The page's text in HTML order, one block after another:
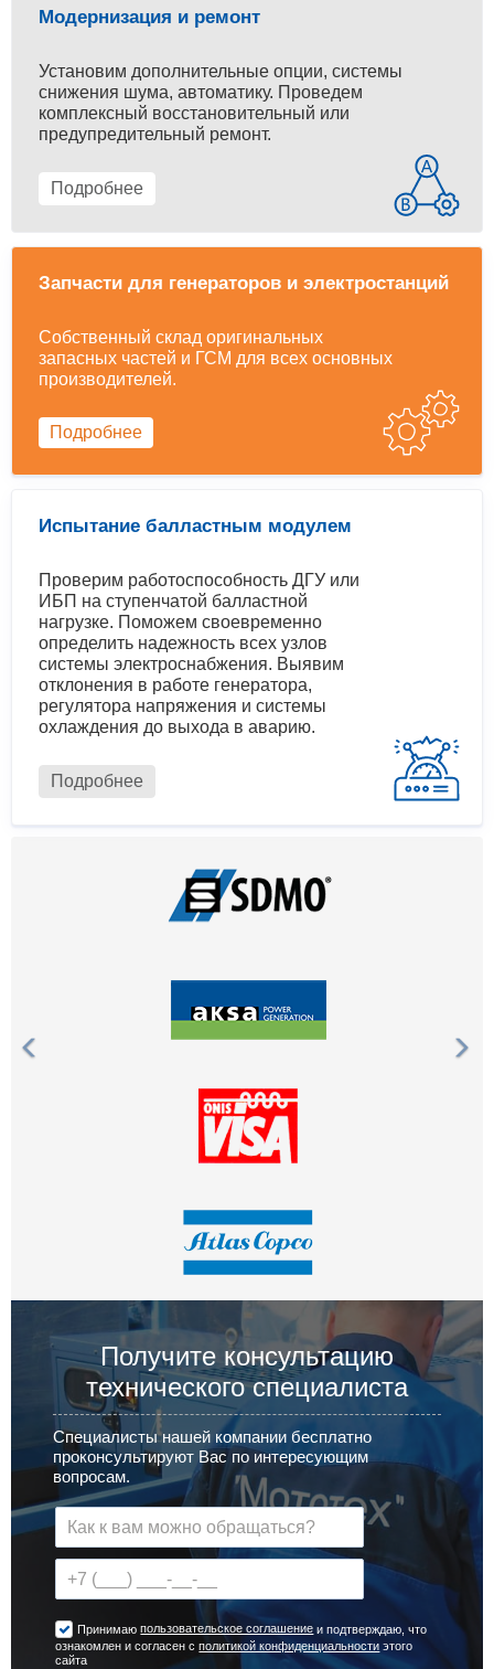
Модернизация и ремонт
Установим дополнительные опции, системы
снижения шума, автоматику. Проведем
комплексный восстановительный или
предупредительный ремонт.
Подробнее
Запчасти для генераторов и электростанций
Собственный склад оригинальных
запасных частей и ГСМ для всех основных
производителей.
Подробнее
Испытание балластным модулем
Проверим работоспособность ДГУ или
ИБП на ступенчатой балластной
нагрузке. Поможем своевременно
определить надежность всех узлов
системы электроснабжения. Выявим
отклонения в работе генератора,
регулятора напряжения и системы
охлаждения до выхода в аварию.
Подробнее
Получите консультацию
технического специалиста
Специалисты нашей компании бесплатно
проконсультируют Вас по интересующим
вопросам.
Принимаюпользовательское соглашение и подтверждаю, что
ознакомлен и согласен сполитикой конфиденциальности этого
сайта